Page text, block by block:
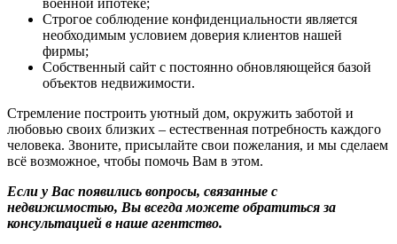
Строгое соблюдение конфиденциальности является
необходимым условием доверия клиентов нашей
фирмы;
Собственный сайт с постоянно обновляющейся базой
объектов недвижимости.
Стремление построить уютный дом, окружить заботой и
любовью своих близких – естественная потребность каждого
человека. Звоните, присылайте свои пожелания, и мы сделаем
всё возможное, чтобы помочь Вам в этом.
Если у Вас появились вопросы, связанные с
недвижимостью, Вы всегда можете обратиться за
консультацией в наше агентство.